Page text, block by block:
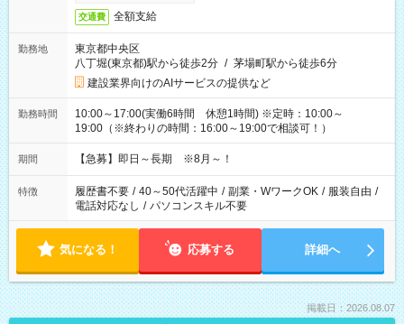
交通費 全額支給
勤務地
東京都中央区
八丁堀(東京都)駅から徒歩2分 / 茅場町駅から徒歩6分
建設業界向けのAIサービスの提供など
勤務時間
10:00～17:00(実働6時間 休憩1時間) ※定時：10:00～
19:00（※終わりの時間：16:00～19:00で相談可！）
期間 【急募】即日～長期 ※8月～！
特徴 履歴書不要 / 40～50代活躍中 / 副業・WワークOK / 服装自由 /
電話対応なし / パソコンスキル不要
気になる！ 応募する 詳細へ
掲載日：2026.08.07